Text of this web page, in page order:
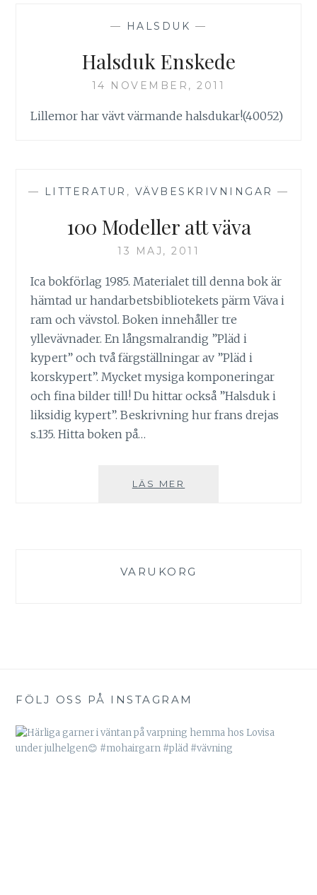
— HALSDUK —
Halsduk Enskede
14 NOVEMBER, 2011
Lillemor har vävt värmande halsdukar!(40052)
— LITTERATUR , VÄVBESKRIVNINGAR —
100 Modeller att väva
13 MAJ, 2011
Ica bokförlag 1985. Materialet till denna bok är
hämtad ur handarbetsbibliotekets pärm Väva i
ram och vävstol. Boken innehåller tre
yllevävnader. En långsmalrandig ”Pläd i
kypert” och två färgställningar av ”Pläd i
korskypert”. Mycket mysiga komponeringar
och fina bilder till! Du hittar också ”Halsduk i
liksidig kypert”. Beskrivning hur frans drejas
s.135. Hitta boken på…
LÄS MER
VARUKORG
FÖLJ OSS PÅ INSTAGRAM